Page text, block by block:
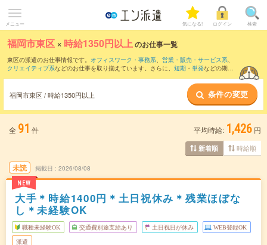
メニュー 気になる! ログイン 検索
福岡市東区 × 時給1350円以上のお仕事一覧
東区の派遣のお仕事情報です。 オフィスワーク・事務系、 営業・販売・サービス系、
クリエイティブ系などのお仕事を取り揃えています。さらに、 短期 ・ 単発などの期間
福岡市東区 / 時給1350円以上 条件の変更
全 91 件 平均時給: 1,426 円
新着順 時給順
未読
NEW
掲載日 2026/08/08
大手＊時給1400円＊土日祝休み＊残業ほぼな
し＊未経験OK
職種未経験OK 交通費別途支給あり 土日祝日が休み WEB登録OK
派遣